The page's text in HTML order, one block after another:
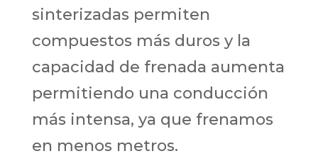
sinterizadas permiten
compuestos más duros y la
capacidad de frenada aumenta
permitiendo una conducción
más intensa, ya que frenamos
en menos metros. ​